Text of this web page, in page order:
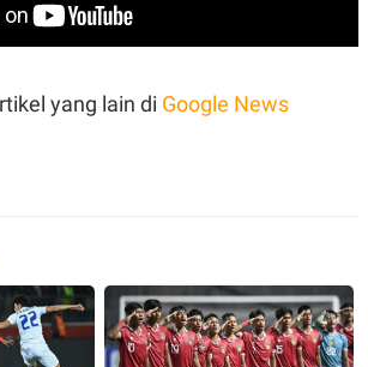
yang lain di Google News